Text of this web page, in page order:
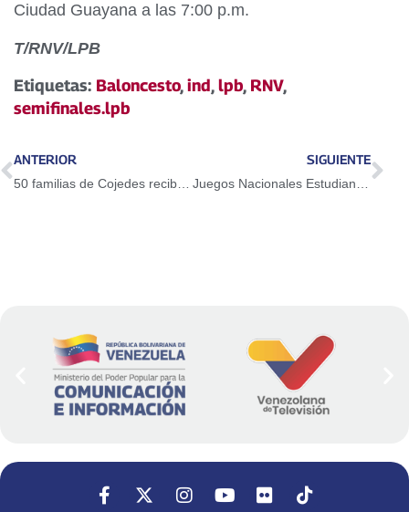
Ciudad Guayana a las 7:00 p.m.
T/RNV/LPB
Etiquetas: Baloncesto,ind,lpb, RNV,
semifinales.lpb
ANTERIOR
50 familias de Cojedes recibieron las llaves de sus nuevas viviendas
SIGUIENTE
Juegos Nacionales Estudiantiles 2018